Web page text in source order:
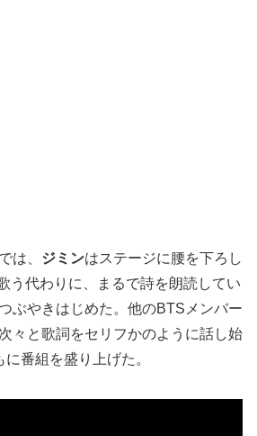
は、 ジミンはステージに腰を下ろし
う代わりに、まるで詩を朗読してい
ぶやきはじめた。他のBTSメンバー
々と歌詞をセリフかのように話し始
番組を盛り上げた。